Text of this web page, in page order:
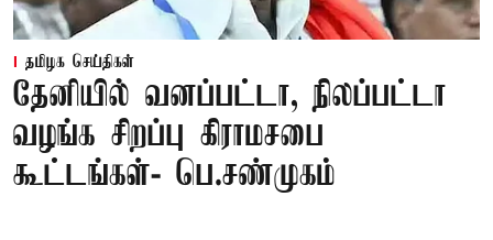
தமிழக செய்திகள்
தேனியில் வனப்பட்டா, நிலப்பட்டா
வழங்க சிறப்பு கிராமசபை
கூட்டங்கள்- பெ.சண்முகம்